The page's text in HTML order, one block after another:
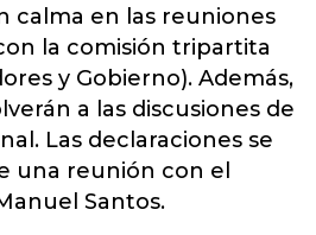
calma en las reuniones
la comisión tripartita
y Gobierno). Además,
a las discusiones de
Las declaraciones se
una reunión con el
Santos.